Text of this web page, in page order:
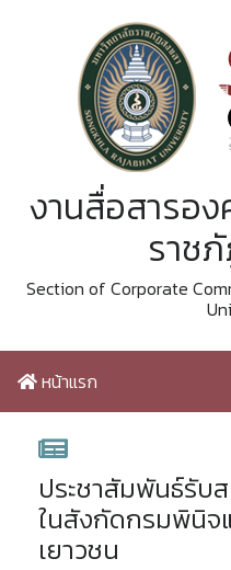
งานสื่อสารอ
ราช
Section of Corporate
หน้าแรก
ประชาสัมพันธ์รั
ในสังกัดกรมพินิจ
เยาวชน